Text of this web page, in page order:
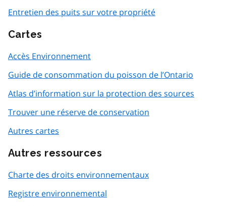
Entretien des puits sur votre propriété
Cartes
Accès Environnement
Guide de consommation du poisson de l’Ontario
Atlas d’information sur la protection des sources
Trouver une réserve de conservation
Autres cartes
Autres ressources
Charte des droits environnementaux
Registre environnemental